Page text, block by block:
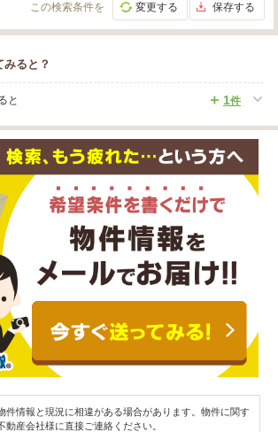
この検索条件を 変更する 保存する
ると？
1件
と
件情報と現況に相違がある場合があります。物件に関す
動産会社様に直接ご連絡ください。